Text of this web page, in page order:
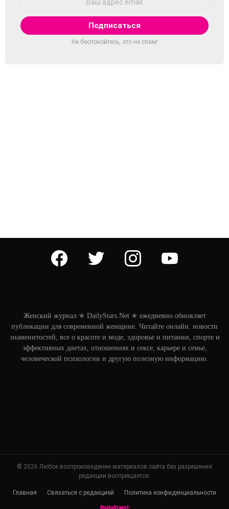
Не беспокойтесь, это не спам!
facebook twitter instagram
Женский журнал ✭ DailyStars.Net ✭ ежедневно обновляет
публикации для современной женщине. Читайте онлайн: новости
знаменитостей, все о красоте и моде, здоровье и питании, спорте и
эффективных диетах, отношениях и сексе, карьере и семье,
человеческой психологии и другую полезную информацию.
© 2026 Любое воспроизведение материалов сайта без разрешения
редакции воспрещается.
Главная Связаться с редакцией Политика конфиденциальности